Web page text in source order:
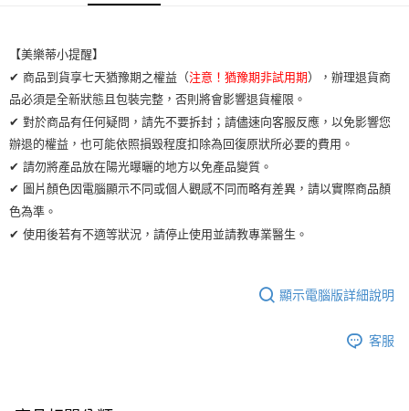
全家取貨付款
每筆NT$65，滿NT$2,000(含以上)免運費
7-11取貨付款
每筆NT$65，滿NT$2,000(含以上)免運費
宅配
每筆NT$100，滿NT$2,000(含以上)免運費
【美樂蒂小提醒】
✔ 商品到貨享七天猶豫期之權益（注意！猶豫期非試用期），辦理退貨商
品必須是全新狀態且包裝完整，否則將會影響退貨權限。
✔ 對於商品有任何疑問，請先不要拆封；請儘速向客服反應，以免影響您
辦退的權益，也可能依照損毀程度扣除為回復原狀所必要的費用。
✔ 請勿將產品放在陽光曝曬的地方以免產品變質。
✔ 圖片顏色因電腦顯示不同或個人觀感不同而略有差異，請以實際商品顏
色為準。
✔ 使用後若有不適等狀況，請停止使用並請教專業醫生。
顯示電腦版詳細說明
客服